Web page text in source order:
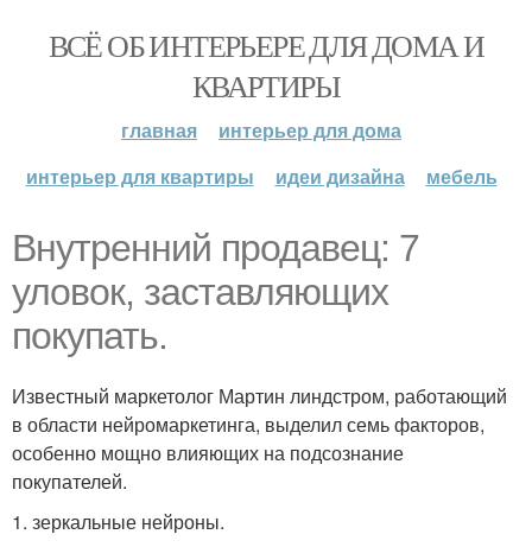
ВСЁ ОБ ИНТЕРЬЕРЕ ДЛЯ ДОМА И
КВАРТИРЫ
главная
интерьер для дома
интерьер для квартиры
идеи дизайна мебель
Внутренний продавец: 7
уловок, заставляющих
покупать.
Известный маркетолог Мартин линдстром, работающий
в области нейромаркетинга, выделил семь факторов,
особенно мощно влияющих на подсознание
покупателей.
1. зеркальные нейроны.